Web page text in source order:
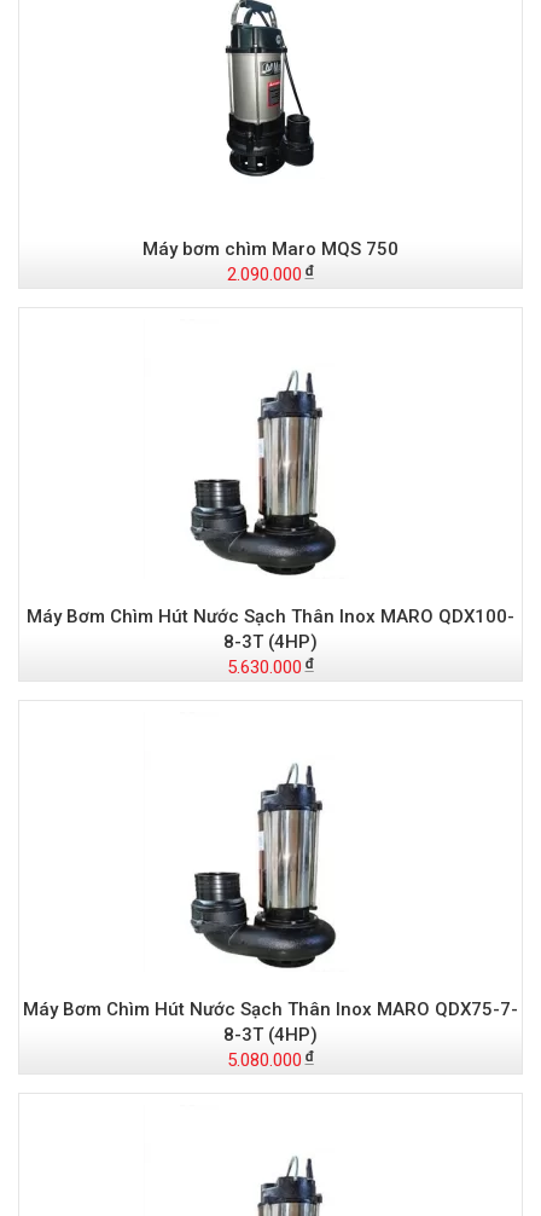
Máy bơm chìm Maro MQS 750
2.090.000
Máy Bơm Chìm Hút Nước Sạch Thân Inox MARO QDX100-
8-3T (4HP)
5.630.000
Máy Bơm Chìm Hút Nước Sạch Thân Inox MARO QDX75-7-
8-3T (4HP)
5.080.000